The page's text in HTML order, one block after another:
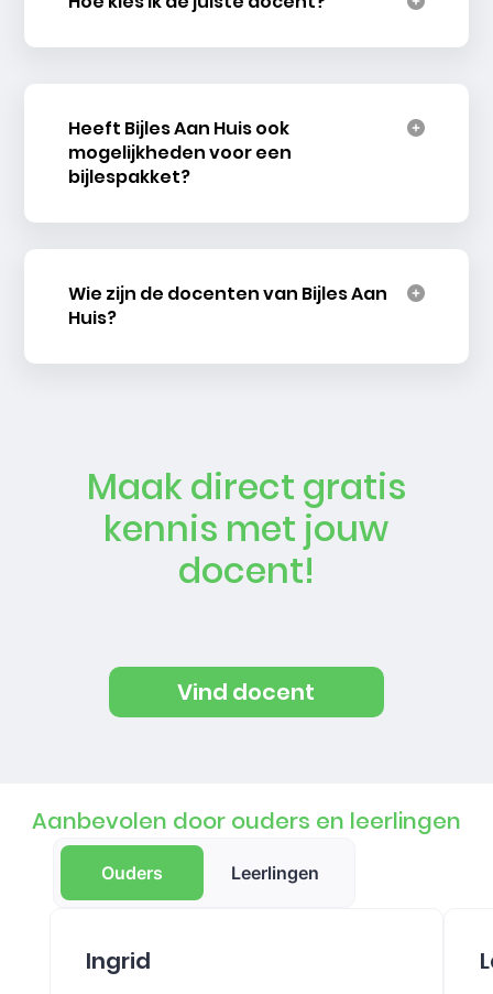
Heeft Bijles Aan Huis ook
mogelijkheden voor een
bijlespakket?
Wie zijn de docenten van Bijles Aan
Huis?
Maak direct gratis
kennis met jouw
docent!
Vind docent
Aanbevolen door ouders en leerlingen
Ouders Leerlingen
Ingrid